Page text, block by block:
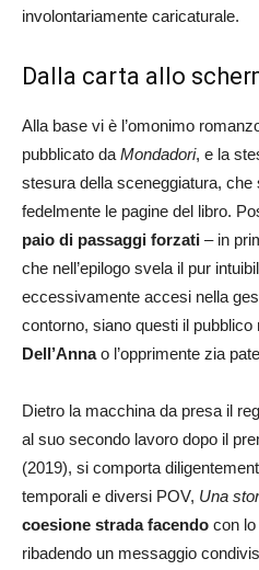
involontariamente caricaturale.
Dalla carta allo
Alla base vi è l’omonimo
pubblicato da Mondadori, e la
stesura della sceneggiatura, che
fedelmente le pagine del libro.
paio di passaggi forzati – in
che nell’epilogo svela il pur
eccessivamente accesi nella
contorno, siano questi il pubblico
Dell’Annao l’opprimente zia
Dietro la macchina da presa il
al suo secondo lavoro dopo il
(2019), si comporta
temporali e diversi POV, Una
coesione strada facendo con
ribadendo un messaggio